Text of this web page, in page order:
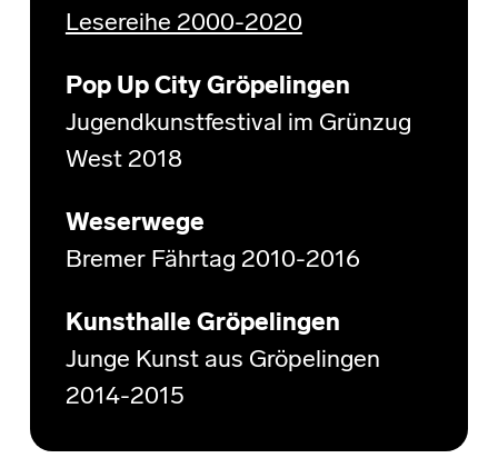
Lesereihe 2000-2020
Pop Up City Gröpelingen
Jugendkunstfestival im Grünzug
West 2018
Weserwege
Bremer Fährtag 2010-2016
Kunsthalle Gröpelingen
Junge Kunst aus Gröpelingen
2014-2015